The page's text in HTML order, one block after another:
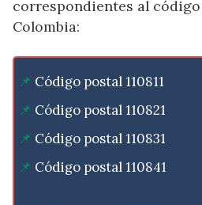
correspondientes al
Colombia:
Código postal 110811
Código postal 110821
Código postal 110831
Código postal 110841